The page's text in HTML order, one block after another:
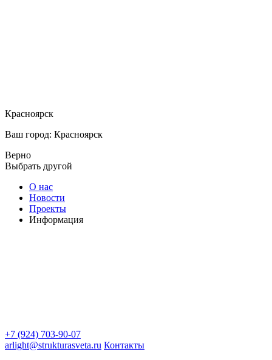
Красноярск
Ваш город: Красноярск
Верно
Выбрать другой
О нас
Новости
Проекты
Информация
+7 (924) 703-90-07
arlight@strukturasveta.ru Контакты